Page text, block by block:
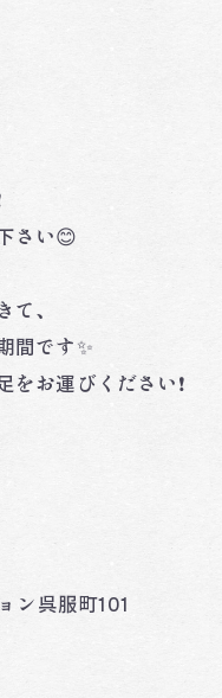
さい😊
、
間です✨
お運びください❗️
ン呉服町101